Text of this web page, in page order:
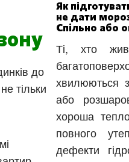
до
тільки
Як
не дати
Спільно або
Ті, хто
хвилюються
або
хороша
повного
дефекти